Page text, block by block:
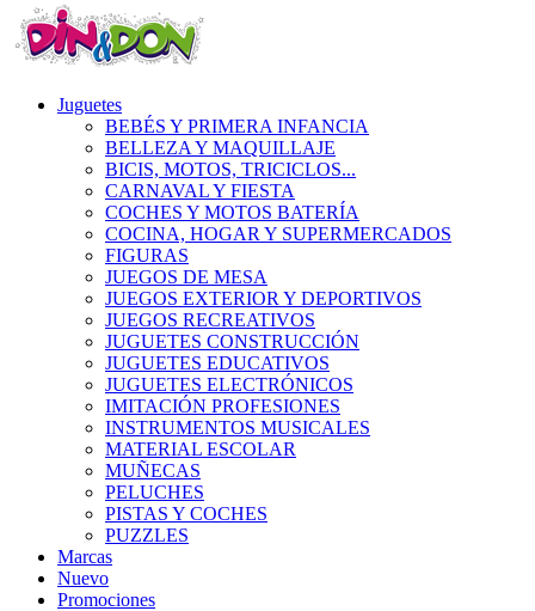
Juguetes
BEBÉS Y PRIMERA INFANCIA
BELLEZA Y MAQUILLAJE
BICIS, MOTOS, TRICICLOS...
CARNAVAL Y FIESTA
COCHES Y MOTOS BATERÍA
COCINA, HOGAR Y SUPERMERCADOS
FIGURAS
JUEGOS DE MESA
JUEGOS EXTERIOR Y DEPORTIVOS
JUEGOS RECREATIVOS
JUGUETES CONSTRUCCIÓN
JUGUETES EDUCATIVOS
JUGUETES ELECTRÓNICOS
IMITACIÓN PROFESIONES
INSTRUMENTOS MUSICALES
MATERIAL ESCOLAR
MUÑECAS
PELUCHES
PISTAS Y COCHES
PUZZLES
Marcas
Nuevo
Promociones